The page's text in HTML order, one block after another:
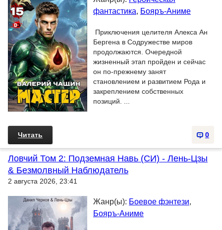
фантастика, Бояръ-Аниме
Приключения целителя Алекса Ан
Бергена в Содружестве миров
продолжаются. Очередной
жизненный этап пройден и сейчас
он по-прежнему занят
становлением и развитием Рода и
закреплением собственных
позиций. ...
0
Читать
Ловчий Том 2: Подземная Навь (СИ) - Лень-Цзы
& Безмолвный Наблюдатель
2 августа 2026, 23:41
Жанр(ы): Боевое фэнтези,
Бояръ-Аниме